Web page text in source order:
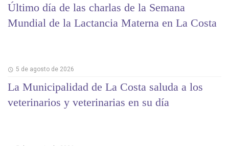
Último día de las charlas de la Semana
Mundial de la Lactancia Materna en La Costa
5 de agosto de 2026
La Municipalidad de La Costa saluda a los
veterinarios y veterinarias en su día